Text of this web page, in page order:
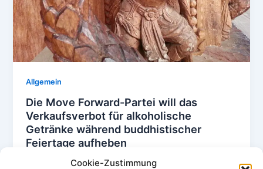
Cookie-Zustimmung
Allgemein
Die Move Forward-Partei will das
Verkaufsverbot für alkoholische
Getränke während buddhistischer
Feiertage aufheben
/9. Juni 2023